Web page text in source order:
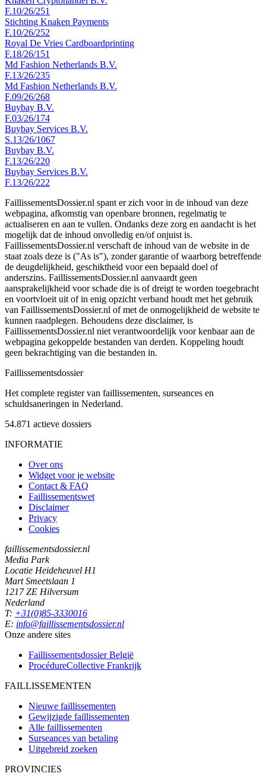
F.10/26/251
Stichting Knaken Payments
F.10/26/252
Royal De Vries Cardboardprinting
F.18/26/151
Md Fashion Netherlands B.V.
F.13/26/235
Md Fashion Netherlands B.V.
F.09/26/268
Buybay B.V.
F.03/26/174
Buybay Services B.V.
S.13/26/1067
Buybay B.V.
F.13/26/220
Buybay Services B.V.
F.13/26/222
FaillissementsDossier.nl spant er zich voor in de inhoud van deze
webpagina, afkomstig van openbare bronnen, regelmatig te
actualiseren en aan te vullen. Ondanks deze zorg en aandacht is het
mogelijk dat de inhoud onvolledig en/of onjuist is.
FaillissementsDossier.nl verschaft de inhoud van de website in de
staat zoals deze is ("As is"), zonder garantie of waarborg betreffende
de deugdelijkheid, geschiktheid voor een bepaald doel of
anderszins. FaillissementsDossier.nl aanvaardt geen
aansprakelijkheid voor schade die is of dreigt te worden toegebracht
en voortvloeit uit of in enig opzicht verband houdt met het gebruik
van FaillissementsDossier.nl of met de onmogelijkheid de website te
kunnen raadplegen. Behoudens deze disclaimer, is
FaillissementsDossier.nl niet verantwoordelijk voor kenbaar aan de
webpagina gekoppelde bestanden van derden. Koppeling houdt
geen bekrachtiging van die bestanden in.
Faillissementsdossier
Het complete register van faillissementen, surseances en
schuldsaneringen in Nederland.
54.871 actieve dossiers
INFORMATIE
Over ons
Widget voor je website
Contact & FAQ
Faillissementswet
Disclaimer
Privacy
Cookies
faillissementsdossier.nl
Media Park
Locatie Heideheuvel H1
Mart Smeetslaan 1
1217 ZE Hilversum
Nederland
T: +31(0)85-3330016
E: info@faillissementsdossier.nl
Onze andere sites
Faillissementsdossier België
ProcédureCollective Frankrijk
FAILLISSEMENTEN
Nieuwe faillissementen
Gewijzigde faillissementen
Alle faillissementen
Surseances van betaling
Uitgebreid zoeken
PROVINCIES